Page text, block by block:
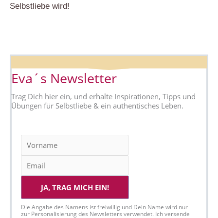
Selbstliebe wird!
Eva´s Newsletter
Trag Dich hier ein, und erhalte Inspirationen, Tipps und
Übungen für Selbstliebe & ein authentisches Leben.
JA, TRAG MICH EIN!
Die Angabe des Namens ist freiwillig und Dein Name wird nur
zur Personalisierung des Newsletters verwendet. Ich versende